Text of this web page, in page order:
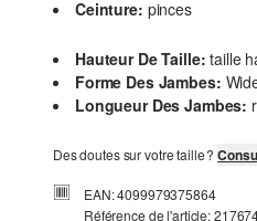
Ceinture: pinces
Hauteur De Taille: taille
Forme Des Jambes:
Longueur Des Jambes:
Des doutes sur votre taille ?
EAN: 4099979375864
Référence de l'article: